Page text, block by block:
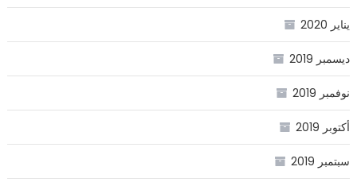
يناير 2020
ديسمبر 2019
نوفمبر 2019
أكتوبر 2019
سبتمبر 2019